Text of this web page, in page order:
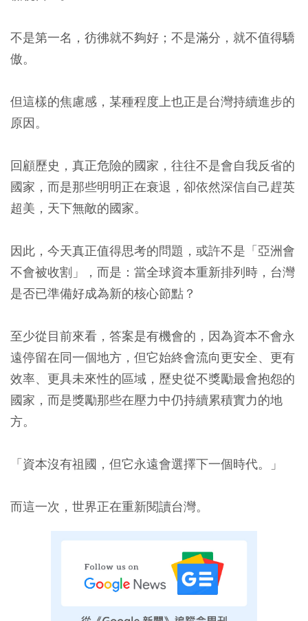
不是第一名，彷彿就不夠好；不是滿分，就不值得驕
傲。
但這樣的焦慮感，某種程度上也正是台灣持續進步的
原因。
回顧歷史，真正危險的國家，往往不是會自我反省的
國家，而是那些明明正在衰退，卻依然深信自己趕英
超美，天下無敵的國家。
因此，今天真正值得思考的問題，或許不是「亞洲會
不會被收割」，而是：當全球資本重新排列時，台灣
是否已準備好成為新的核心節點？
至少從目前來看，答案是有機會的，因為資本不會永
遠停留在同一個地方，但它始終會流向更安全、更有
效率、更具未來性的區域，歷史從不獎勵最會抱怨的
國家，而是獎勵那些在壓力中仍持續累積實力的地
方。
「資本沒有祖國，但它永遠會選擇下一個時代。」
而這一次，世界正在重新閱讀台灣。